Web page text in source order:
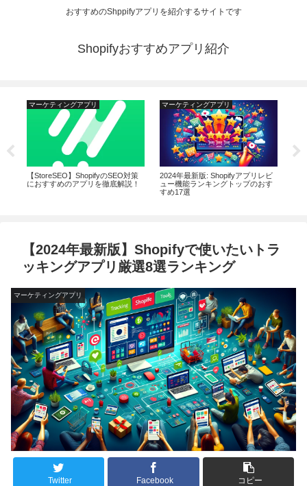
おすすめのShppifyアプリを紹介するサイトです
Shopifyおすすめアプリ紹介
マーケティングアプリ
【StoreSEO】ShopifyのSEO対策
におすすめのアプリを徹底解説！
マーケティングアプリ
2024年最新版: Shopifyアプリレビ
ュー機能ランキングトップのおす
すめ17選
【2024年最新版】Shopifyで使いたいトラ
ッキングアプリ厳選8選ランキング
マーケティングアプリ
Twitter Facebook コピー